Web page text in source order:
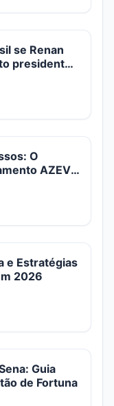
se Renan
presidente?
O
AZEV3
e Estratégias
2026
Guia
de Fortuna